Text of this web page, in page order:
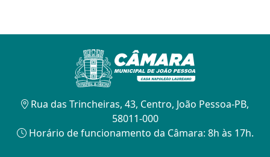
Rua das Trincheiras, 43, Centro, João Pessoa-PB,
58011-000
Horário de funcionamento da Câmara: 8h às 17h.